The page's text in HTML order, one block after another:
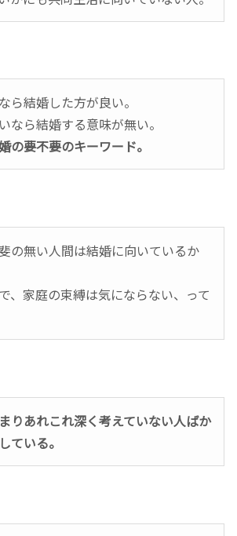
ら結婚した方が良い。
なら結婚する意味が無い。
の要不要のキーワード。
の無い人間は結婚に向いているか
、家庭の束縛は気にならない、って
りあれこれ深く考えていない人ばか
ている。